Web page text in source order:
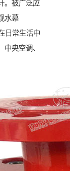
。被广泛应
水幕
日常生活中
央空调、